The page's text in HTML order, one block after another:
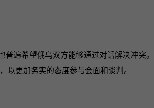
普遍希望俄乌双方能够通过对话解决冲突
以更加务实的态度参与会面和谈判。